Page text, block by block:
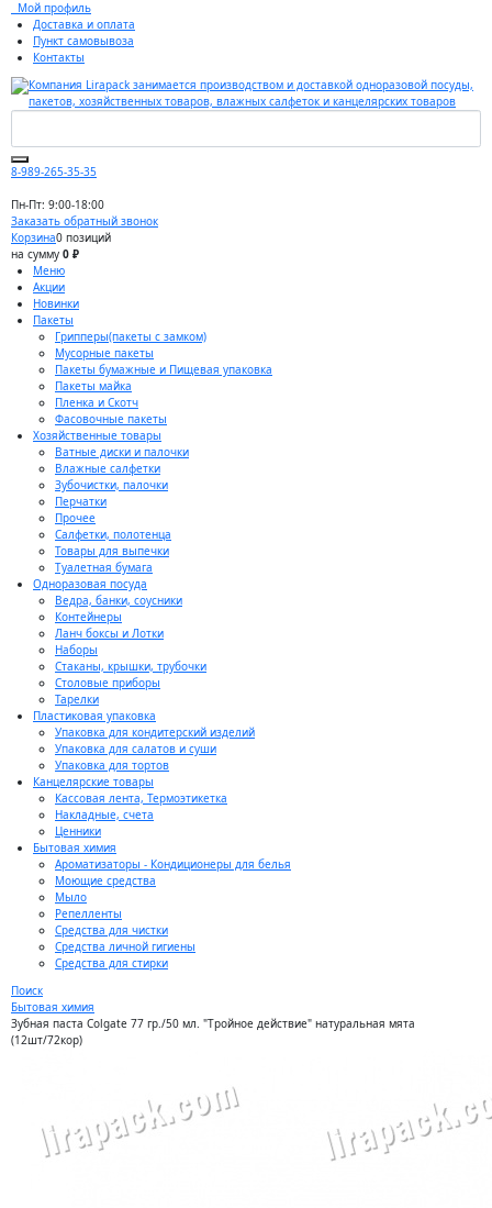
Мой профиль
Доставка и оплата
Пункт самовывоза
Контакты
8-989-265-35-35
Пн-Пт: 9:00-18:00
Заказать обратный звонок
Корзина0 позиций
на сумму 0 ₽
Меню
Акции
Новинки
Пакеты
Грипперы(пакеты с замком)
Мусорные пакеты
Пакеты бумажные и Пищевая упаковка
Пакеты майка
Пленка и Скотч
Фасовочные пакеты
Хозяйственные товары
Ватные диски и палочки
Влажные салфетки
Зубочистки, палочки
Перчатки
Прочее
Салфетки, полотенца
Товары для выпечки
Туалетная бумага
Одноразовая посуда
Ведра, банки, соусники
Контейнеры
Ланч боксы и Лотки
Наборы
Стаканы, крышки, трубочки
Столовые приборы
Тарелки
Пластиковая упаковка
Упаковка для кондитерский изделий
Упаковка для салатов и суши
Упаковка для тортов
Канцелярские товары
Кассовая лента, Термоэтикетка
Накладные, счета
Ценники
Бытовая химия
Ароматизаторы - Кондиционеры для белья
Моющие средства
Мыло
Репелленты
Средства для чистки
Средства личной гигиены
Средства для стирки
Поиск
Бытовая химия
Зубная паста Colgate 77 гр./50 мл. "Тройное действие" натуральная мята
(12шт/72кор)